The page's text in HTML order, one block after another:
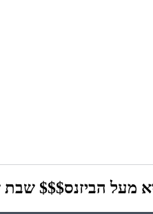
מעל הביזנס$$$ שבת